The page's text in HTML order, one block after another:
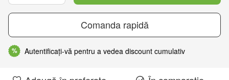
Comanda rapidă
% Autentificați-vă pentru a vedea discount cumulativ